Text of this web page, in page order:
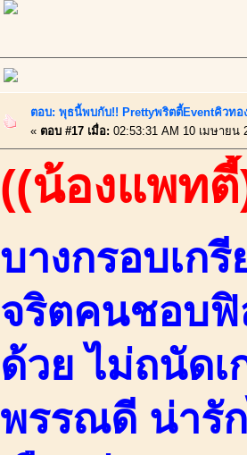
ตอบ: พุธนี้พบกับ!! Prettyพริตตี้Eventคิวทอ
« ตอบ #17 เมื่อ: 02:53:31 AM 10 เมษายน
((น้องแพท
บางกรอบเก
จริตคนชอบฟิ
ด้วย ไม่ถนัด
พรรณดี น่ารั